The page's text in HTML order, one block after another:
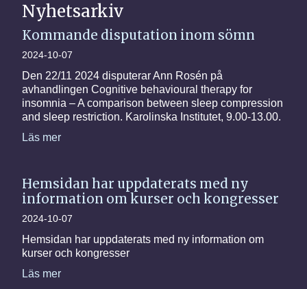
Nyhetsarkiv
Kommande disputation inom sömn
2024-10-07
Den 22/11 2024 disputerar Ann Rosén på
avhandlingen Cognitive behavioural therapy for
insomnia – A comparison between sleep compression
and sleep restriction. Karolinska Institutet, 9.00-13.00.
Läs mer
Hemsidan har uppdaterats med ny
information om kurser och kongresser
2024-10-07
Hemsidan har uppdaterats med ny information om
kurser och kongresser
Läs mer